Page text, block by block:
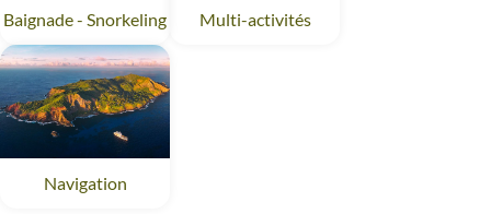
Baignade - Snorkeling Polynésie
Multi-activitésPolynésie
Navigation